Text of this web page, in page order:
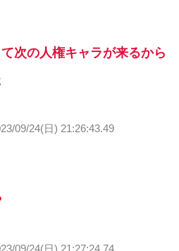
次の人権キャラが来るから
09/24(日) 21:26:43.49
09/24(日) 21:27:24.74